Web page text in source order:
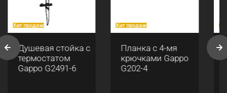
Хит продаж
Душевая стойка с
термостатом
Gappo G2491-6
Хит продаж
Планка с 4-мя
крючками Gappo
G202-4